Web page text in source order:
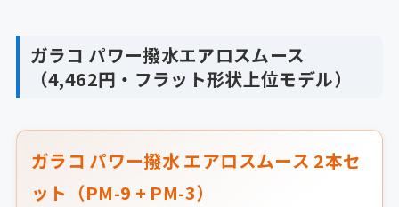
ガラコ パワー撥水エアロスムース
（4,462円・フラット形状上位モデル）
ガラコ パワー撥水 エアロスムース 2本セ
ット（PM-9 + PM-3）